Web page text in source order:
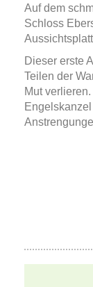
Auf dem
Schloss
Dieser erste
Teilen der
Mut